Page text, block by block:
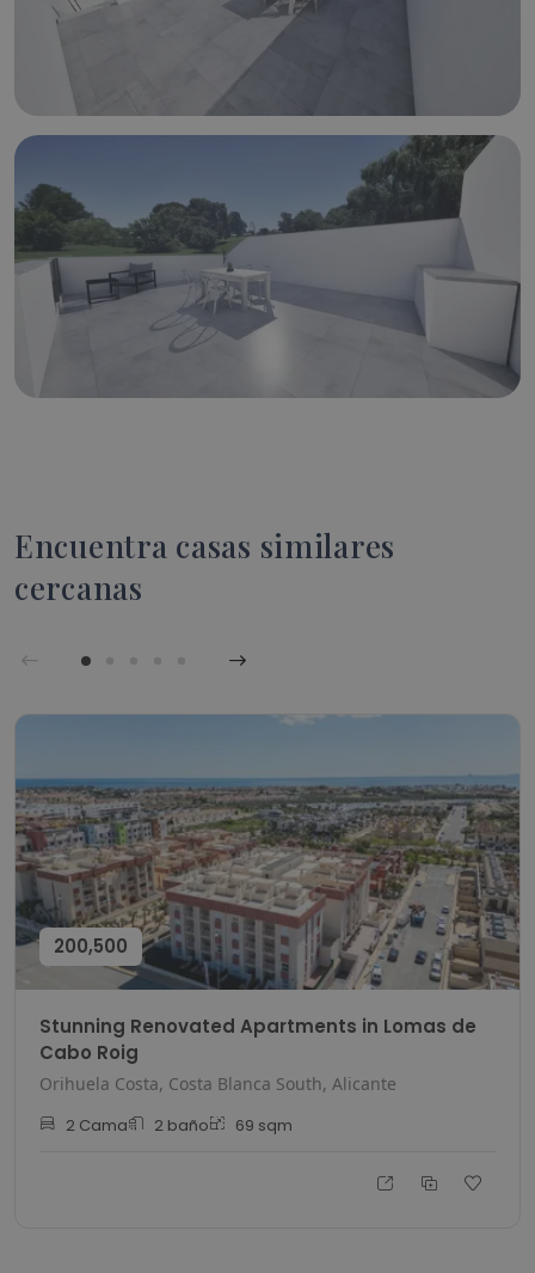
Encuentra casas similares
cercanas
200,500
Stunning Renovated Apartments in Lomas de
Cabo Roig
Orihuela Costa, Costa Blanca South, Alicante
2 Cama 2 baño 69 sqm